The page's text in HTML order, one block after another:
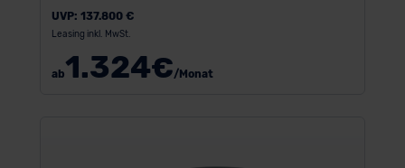
UVP: 137.800 €
Leasing inkl. MwSt.
ab1.324€/Monat